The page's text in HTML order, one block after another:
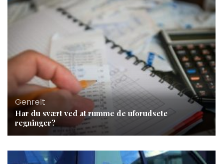
Genrelt
Har du svært ved at rumme de uforudsete
regninger?